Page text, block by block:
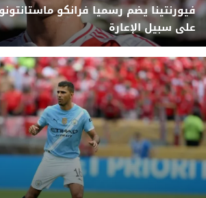
فيورنتينا يضم رسميا فرانكو
على سبيل الإعارة